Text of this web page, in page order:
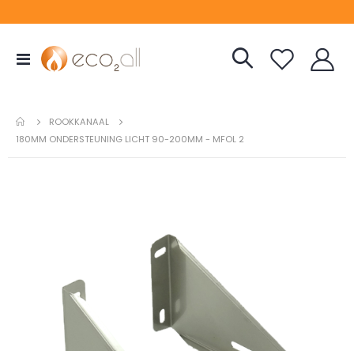
Toggle
Nav
ROOKKANAAL
180MM ONDERSTEUNING LICHT 90-200MM - MFOL 2
afbeeldingen-